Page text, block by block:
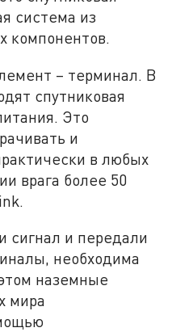
система из
компонентов.
– терминал. В
спутниковая
Это
и
в любых
врага более 50
сигнал и передали
необходима
наземные
мира